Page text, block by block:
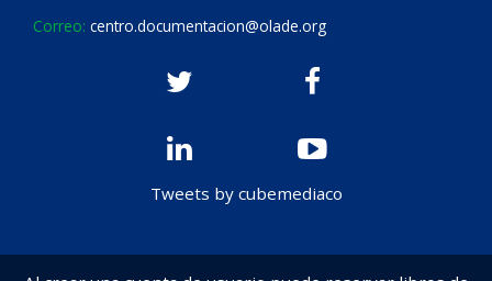
Correo: centro.documentacion@olade.org
Tweets by cubemediaco